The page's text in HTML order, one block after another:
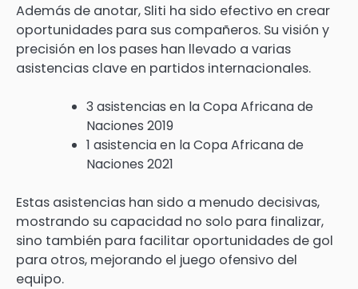
Además de anotar, Sliti ha sido efectivo en crear
oportunidades para sus compañeros. Su visión y
precisión en los pases han llevado a varias
asistencias clave en partidos internacionales.
3 asistencias en la Copa Africana de
Naciones 2019
1 asistencia en la Copa Africana de
Naciones 2021
Estas asistencias han sido a menudo decisivas,
mostrando su capacidad no solo para finalizar,
sino también para facilitar oportunidades de gol
para otros, mejorando el juego ofensivo del
equipo.